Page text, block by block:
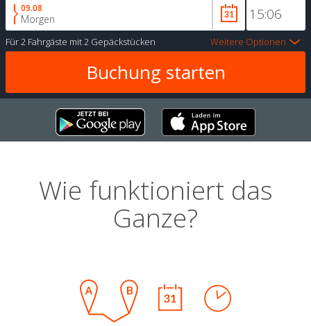
09.08
Morgen
Für2 Fahrgäste mit2 Gepäckstücken Weitere Optionen
Wie funktioniert das
Ganze?